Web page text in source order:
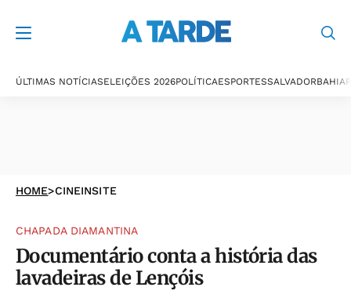
ÚLTIMAS NOTÍCIASELEIÇÕES 2026POLÍTICAESPORTESSALVADORBAHIA
HOME>CINEINSITE
CHAPADA DIAMANTINA
Documentário conta a história das
lavadeiras de Lençóis